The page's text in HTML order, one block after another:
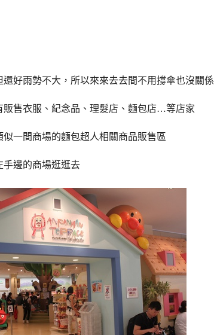
還好雨勢不大，所以來來去去間不用撐傘也沒關係
販售衣服、紀念品、理髮店、麵包店…等店家
一間商場的麵包超人相關商品販售區
手邊的商場逛逛去